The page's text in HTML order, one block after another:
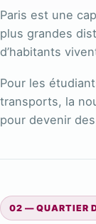
Paris est une
plus grandes
d’habitants
Pour les
transports, la
pour devenir
02 — QUARTIER